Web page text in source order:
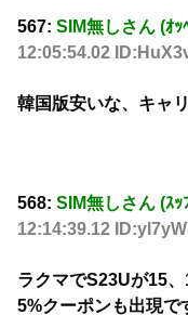
567: SIM無しさん (ｵ
12:05:54.02
韓国版安いな、キャ
568: SIM無しさん (ｽ
12:14:39.12
ラクマでS23Uが15
5%クーポンも出現で